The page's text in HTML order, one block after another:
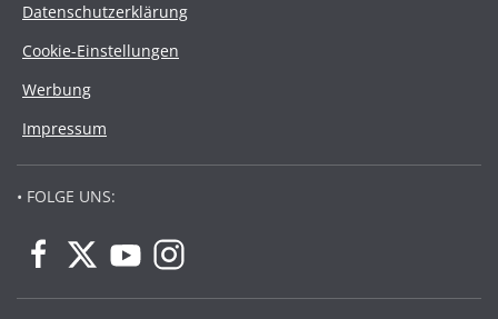
Datenschutzerklärung
Cookie-Einstellungen
Werbung
Impressum
• FOLGE UNS: